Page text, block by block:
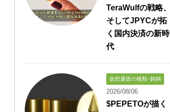
TeraWulfの戦略、
そしてJPYCが拓
く国内決済の新時
代
仮想通貨の種類･銘柄
2026/08/06
$PEPETOが描く